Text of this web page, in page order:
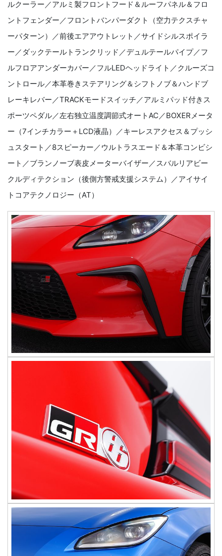
ルクーラー／アルミ製フロントフード＆ルーフパネル＆フロ
ントフェンダー／フロントバンパーダクト（空力テクスチャ
ーパターン）／前後エアアウトレット／サイドシルスポイラ
ー／ダックテールトランクリッド／デュルテールパイプ／フ
ルフロアアンダーカバー／フルLEDヘッドライト／クルーズコ
ントロール／本革巻きステアリング＆シフトノブ＆ハンドブ
レーキレバー／TRACKモードスイッチ／アルミパッド付きス
ポーツペダル／左右独立温度調節式オートAC／BOXERメータ
ー（7インチカラー＋LCD液晶）／キーレスアクセス＆プッシ
ュスタート／8スピーカー／ウルトラスエード＆本革コンビシ
ート／ブランノーブ表皮メーターバイザー／スバルリアビー
クルディテクション（後側方警戒支援システム）／アイサイ
トコアテクノロジー（AT）